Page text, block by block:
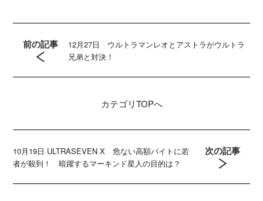
前の記事
12月27日 ウルトラマンレオとアストラがウルトラ
兄弟と対決！
カテゴリTOPへ
10月19日 ULTRASEVEN X 危ない高額バイトに若
者が殺到！ 暗躍するマーキンド星人の目的は？
次の記事